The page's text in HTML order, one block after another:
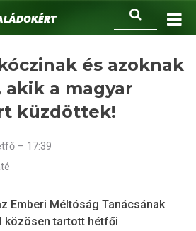
és azoknak
akik a magyar
küzdöttek!
– 17:39
Emberi Méltóság Tanácsának
közösen tartott hétfői